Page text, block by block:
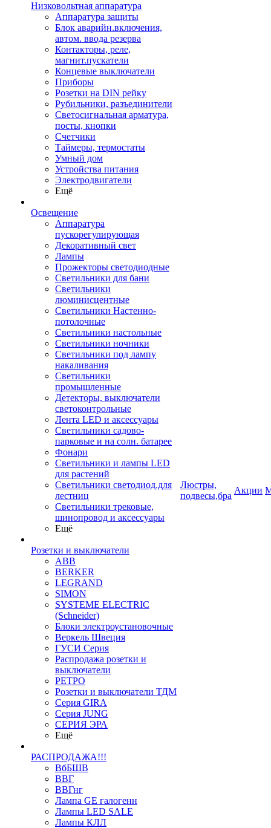
Низковольтная аппаратура
Аппаратура защиты
Блок аварийн.включения,
автом. ввода резерва
Контакторы, реле,
магнит.пускатели
Концевые выключатели
Приборы
Розетки на DIN рейку
Рубильники, разъединители
Светосигнальная арматура,
посты, кнопки
Счетчики
Таймеры, термостаты
Умный дом
Устройства питания
Электродвигатели
Ещё
Освещение
Аппаратура
пускорегулирующая
Декоративный свет
Лампы
Прожекторы светодиодные
Светильники для бани
Светильники
люминисцентные
Светильники Настенно-
потолочные
Светильники настольные
Светильники ночники
Светильники под лампу
накаливания
Светильники
промышленные
Детекторы, выключатели
светоконтрольные
Лента LED и аксессуары
Светильники садово-
парковые и на солн. батарее
Фонари
Светильники и лампы LED
для растений
Светильники светодиод.для
лестниц
Светильники трековые,
шинопровод и аксессуары
Ещё
Розетки и выключатели
ABB
BERKER
LEGRAND
SIMON
SYSTEME ELECTRIC
(Schneider)
Блоки электроустановочные
Веркель Швеция
ГУСИ Серия
Распродажа розетки и
выключатели
РЕТРО
Розетки и выключатели ТДМ
Серия GIRA
Серия JUNG
СЕРИЯ ЭРА
Ещё
РАСПРОДАЖА!!!
ВбБШВ
ВВГ
ВВГнг
Лампа GE галогенн
Лампы LED SALE
Лампы КЛЛ
Люстры,
подвесы,бра
Акции